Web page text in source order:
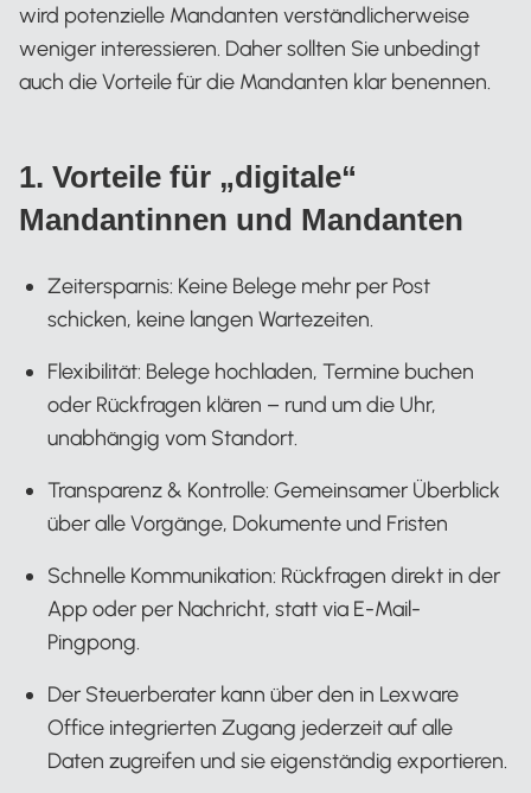
wird potenzielle Mandanten verständlicherweise
weniger interessieren. Daher sollten Sie unbedingt
auch die Vorteile für die Mandanten klar benennen.
1. Vorteile für „digitale“
Mandantinnen und Mandanten
Zeitersparnis: Keine Belege mehr per Post
schicken, keine langen Wartezeiten.
Flexibilität: Belege hochladen, Termine buchen
oder Rückfragen klären – rund um die Uhr,
unabhängig vom Standort.
Transparenz & Kontrolle: Gemeinsamer Überblick
über alle Vorgänge, Dokumente und Fristen
Schnelle Kommunikation: Rückfragen direkt in der
App oder per Nachricht, statt via E-Mail-
Pingpong.
Der Steuerberater kann über den in Lexware
Office integrierten Zugang jederzeit auf alle
Daten zugreifen und sie eigenständig exportieren.